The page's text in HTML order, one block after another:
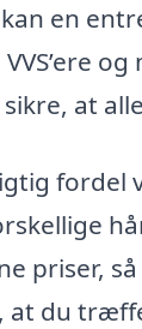
en
at
fordel
priser,
at du